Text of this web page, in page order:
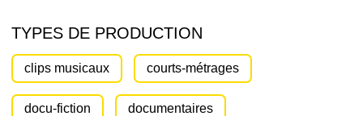
TYPES DE PRODUCTION
clips musicaux courts-métrages
docu-fiction documentaires